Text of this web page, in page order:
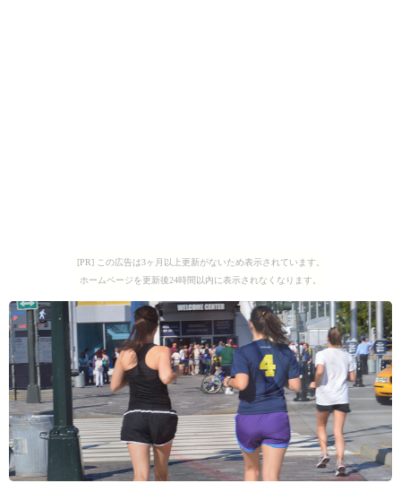
[PR] この広告は3ヶ月以上更新がないため表示されています。
ホームページを更新後24時間以内に表示されなくなります。